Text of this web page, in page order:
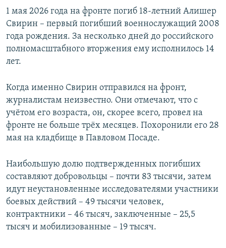
1 мая 2026 года на фронте погиб 18-летний Алишер
Свирин – первый погибший военнослужащий 2008
года рождения. За несколько дней до российского
полномасштабного вторжения ему исполнилось 14
лет.
Когда именно Свирин отправился на фронт,
журналистам неизвестно. Они отмечают, что с
учётом его возраста, он, скорее всего, провел на
фронте не больше трёх месяцев. Похоронили его 28
мая на кладбище в Павловом Посаде.
Наибольшую долю подтвержденных погибших
составляют добровольцы – почти 83 тысячи, затем
идут неустановленные исследователями участники
боевых действий – 49 тысячи человек,
контрактники – 46 тысяч, заключенные – 25,5
тысяч и мобилизованные – 19 тысяч.